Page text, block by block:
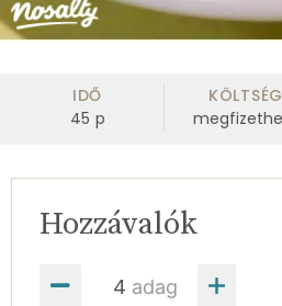
IDŐ
45 p
KÖLTSÉG
adag
Hozzávalók